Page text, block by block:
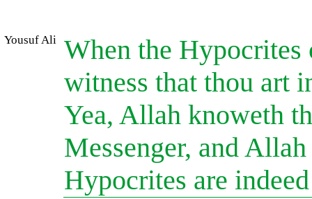
Yousuf Ali When the Hypocrites
witness that thou art
Yea, Allah knoweth
Messenger, and
Hypocrites are